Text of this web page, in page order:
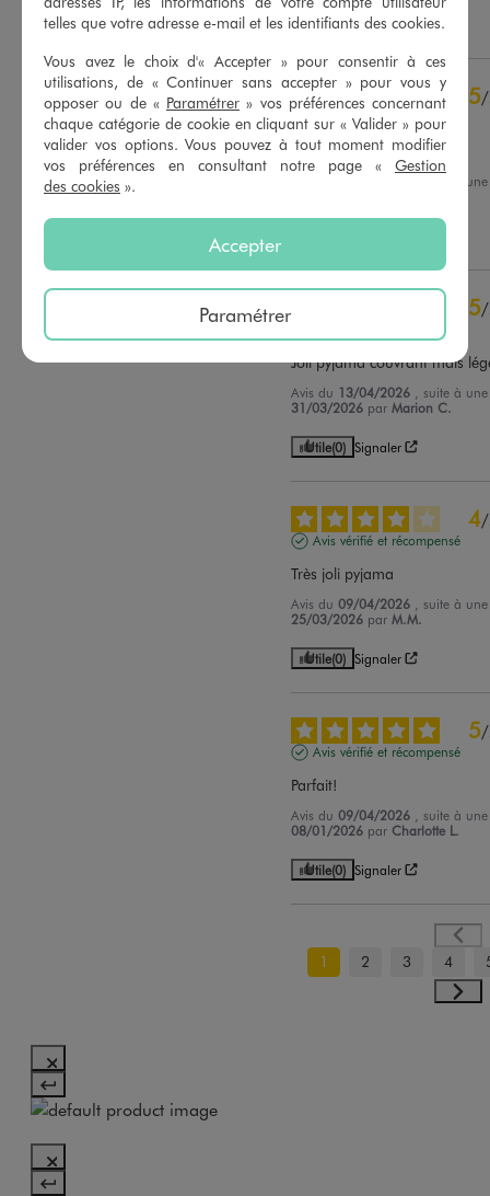
contrôle
Voir tous les avis sur ce site
5étoiles
36
3étoiles
0
2étoiles
0
1étoile 0
Utile(0) Signaler
5/
Avis vérifié et récompensé
Top
, suite à
5/
Joli pyjama couvrant mais
Avis du 13/04/2026
, suite à
31/03/2026 parMarion C.
Utile(0) Signaler
4/
Avis vérifié et récompensé
Très joli pyjama
Avis du09/04/2026
, suite à
25/03/2026 parM.M.
Utile(0) Signaler
5/
Avis vérifié et récompensé
Parfait!
Avis du09/04/2026
, suite à
08/01/2026 parCharlotte L.
Utile(0) Signaler
1 2 3 4
telles que votre adresse e-mail et les identifiants des cookies.
Vous avez le choix d'« Accepter » pour consentir à ces
utilisations, de « Continuer sans accepter » pour vous y
opposer ou de « Paramétrer » vos préférences concernant
chaque catégorie de cookie en cliquant sur « Valider » pour
valider vos options. Vous pouvez à tout moment modifier
vos préférences en consultant notre page « Gestion
des cookies ».
Accepter
Paramétrer